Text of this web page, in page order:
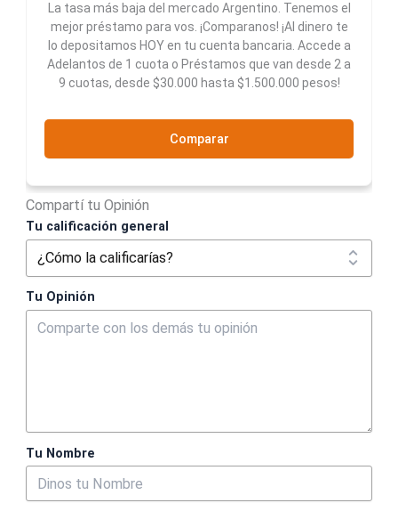
La tasa más baja del mercado Argentino. Tenemos el
mejor préstamo para vos. ¡Comparanos! ¡Al dinero te
lo depositamos HOY en tu cuenta bancaria. Accede a
Adelantos de 1 cuota o Préstamos que van desde 2 a
9 cuotas, desde $30.000 hasta $1.500.000 pesos!
Comparar
Compartí tu Opinión
Tu calificación general
Tu Opinión
Tu Nombre